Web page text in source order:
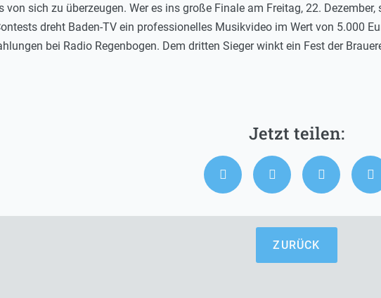
von sich zu überzeugen. Wer es ins große Finale am Freitag, 22.
dreht Baden-TV ein professionelles Musikvideo im Wert von 5.000
bei Radio Regenbogen. Dem dritten Sieger winkt ein Fest der
ZURÜCK